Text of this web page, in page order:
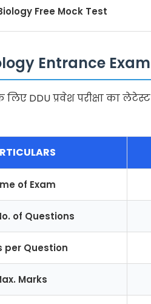
Free Mock Test
Entrance
लिए DDU प्रवेश परीक्षा का
of Exam
of Questions
per Question
Marks